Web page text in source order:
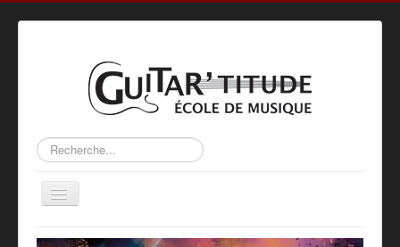
Rechercher
Basculer
la
Accueil